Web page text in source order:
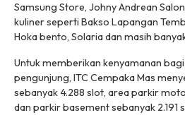
Samsung Store, Johny Andrean
kuliner seperti Bakso Lapangan
Hoka bento, Solaria dan masih
Untuk memberikan kenyamanan
pengunjung, ITC Cempaka Mas
sebanyak 4.288 slot, area parkir
dan parkir basement sebanyak 2.191